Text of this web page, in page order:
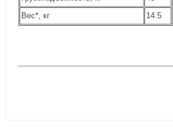
Вес*, кг
14.5